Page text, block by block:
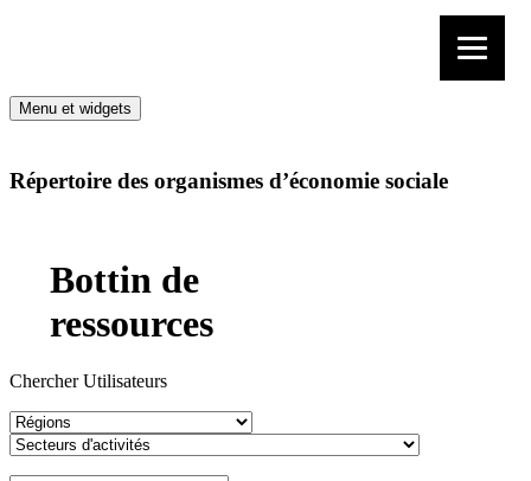
Menu et widgets
Répertoire des organismes d’économie sociale
Bottin de
ressources
Chercher Utilisateurs